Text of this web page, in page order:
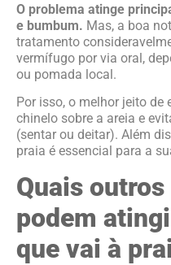
O problema atinge
e bumbum. Mas, a boa
tratamento
vermífugo por via oral,
ou pomada local.
Por isso, o melhor jeito de
chinelo sobre a areia e
(sentar ou deitar). Além
praia é essencial para a
Quais
podem
que vai à